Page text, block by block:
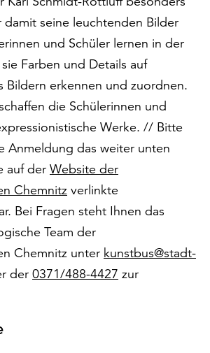
seine leuchtenden Bilder
und Schüler lernen in der
Farben und Details auf
Bildern erkennen und zuordnen.
die Schülerinnen und
Werke. // Bitte
Anmeldung das weiter unten
auf der Website der
Chemnitz verlinkte
Bei Fragen steht Ihnen das
Team der
Chemnitz unter kunstbus@stadt-
der 0371/488-4427 zur